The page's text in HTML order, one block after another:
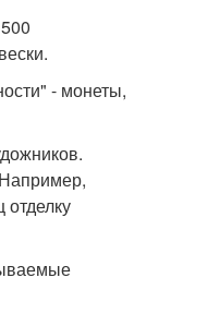
- монеты,